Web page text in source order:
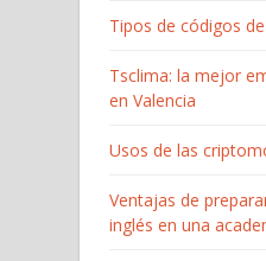
Tipos de códigos
Tsclima: la mejor
en Valencia
Usos de las
Ventajas de
inglés en una